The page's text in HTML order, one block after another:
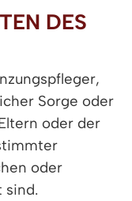
DES
Sorge oder
oder der
oder
sind.